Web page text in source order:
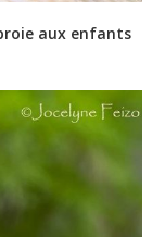
aux enfants